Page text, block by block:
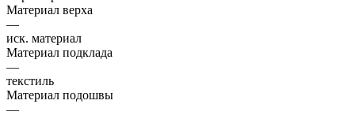
Материал верха
—
иск. материал
Материал подклада
—
текстиль
Материал подошвы
—